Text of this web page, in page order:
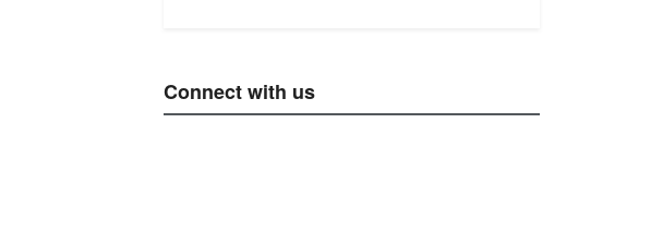
Connect with us